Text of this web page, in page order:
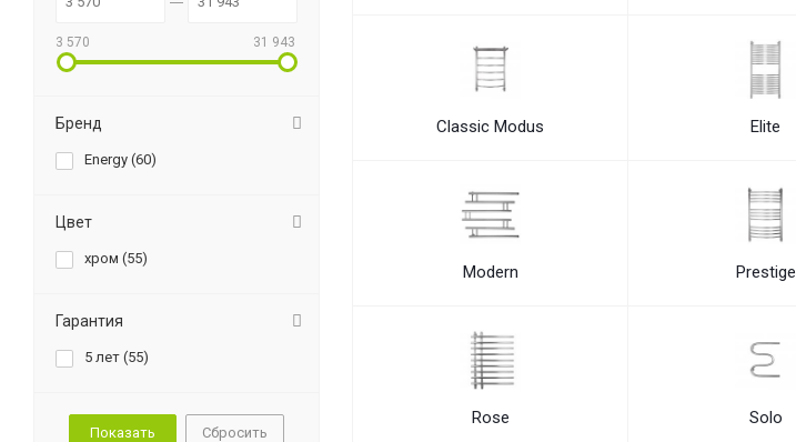
Classic Modus Elite
Modern Prestige
Rose Solo
3 570 31 943
Бренд
Energy (60)
Цвет
хром (55)
Гарантия
5 лет (55)
Сбросить